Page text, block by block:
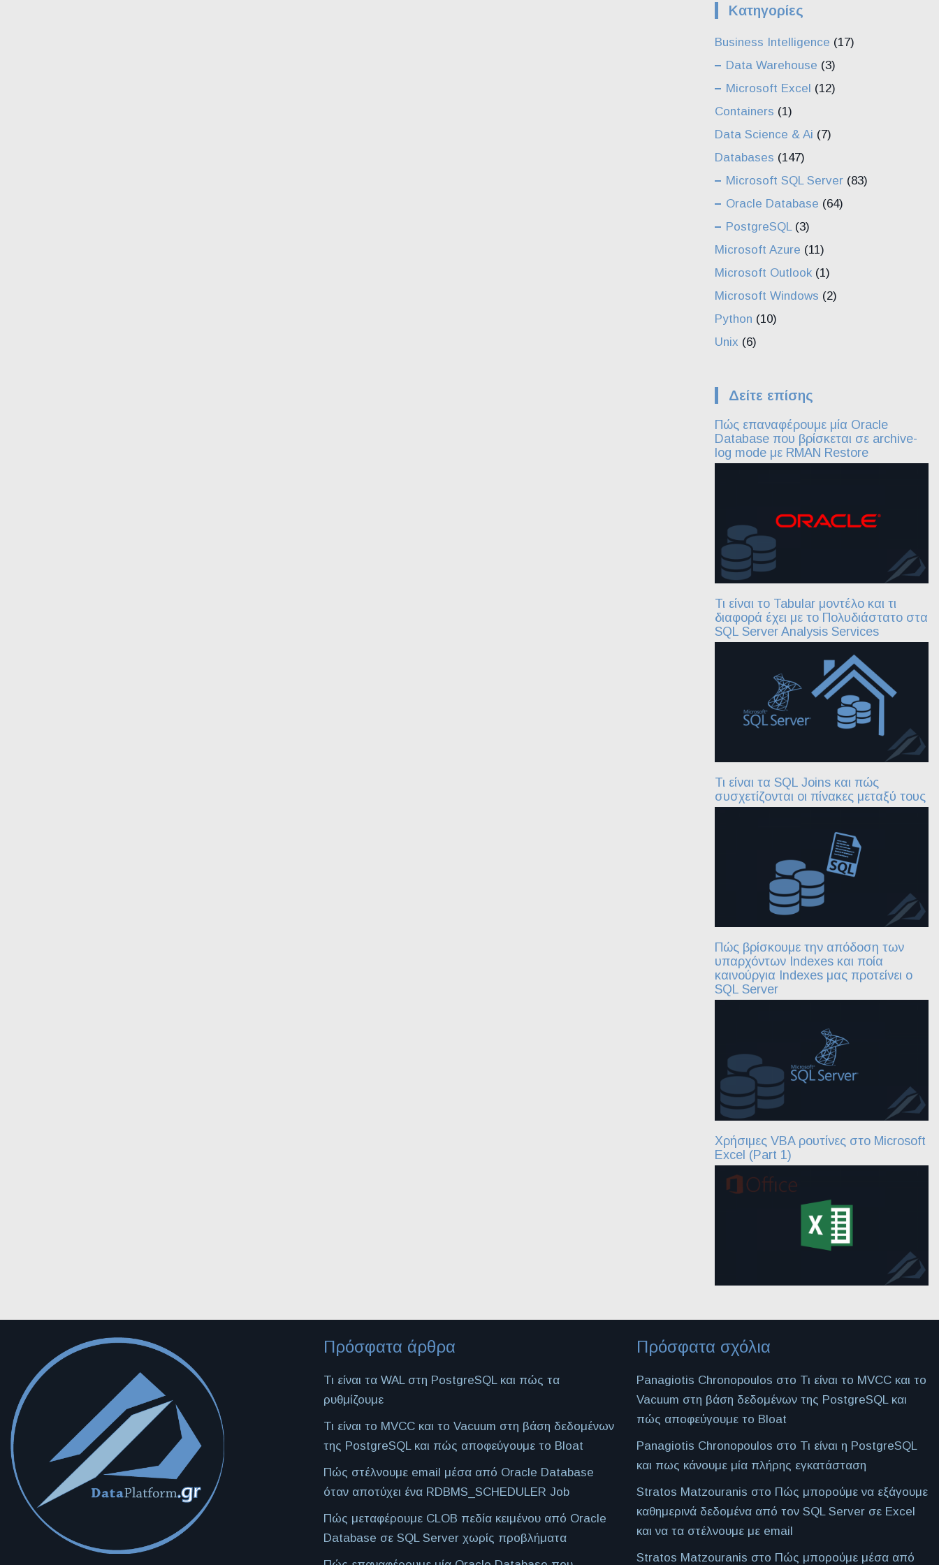
Kατηγορίες
Business Intelligence (17)
Data Warehouse (3)
Microsoft Excel (12)
Containers (1)
Data Science & Ai (7)
Databases (147)
Microsoft SQL Server (83)
Oracle Database (64)
PostgreSQL(3)
Microsoft Azure (11)
Microsoft Outlook (1)
Microsoft Windows (2)
Python (10)
Unix (6)
Δείτε επίσης
Πώς επαναφέρουμε μία Oracle
Database που βρίσκεται σε archive-
log mode με RMAN Restore
Τι είναι το Tabular μοντέλο και τι
διαφορά έχει με το Πολυδιάστατο στα
SQL Server Analysis Services
Τι είναι τα SQL Joins και πώς
συσχετίζονται οι πίνακες μεταξύ τους
Πώς βρίσκουμε την απόδοση των
υπαρχόντων Indexes και ποία
καινούργια Indexes μας προτείνει ο
SQL Server
Χρήσιμες VBA ρουτίνες στο Microsoft
Excel (Part 1)
Πρόσφατα άρθρα
Τι είναι τα WAL στη PostgreSQL και πώς τα
ρυθμίζουμε
Τι είναι το MVCC και το Vacuum στη βάση δεδομένων
της PostgreSQL και πώς αποφεύγουμε το Bloat
Πώς στέλνουμε email μέσα από Oracle Database
όταν αποτύχει ένα RDBMS_SCHEDULER Job
Πώς μεταφέρουμε CLOB πεδία κειμένου από Oracle
Database σε SQL Server χωρίς προβλήματα
Πρόσφατα σχόλια
Panagiotis Chronopoulos στο Τι είναι το MVCC και το
Vacuum στη βάση δεδομένων της PostgreSQL και
πώς αποφεύγουμε το Bloat
Panagiotis Chronopoulos στο Τι είναι η PostgreSQL
και πως κάνουμε μία πλήρης εγκατάσταση
Stratos Matzouranis στο Πώς μπορούμε να εξάγουμε
καθημερινά δεδομένα από τον SQL Server σε Excel
και να τα στέλνουμε με email
Stratos Matzouranis στο Πώς μπορούμε μέσα από